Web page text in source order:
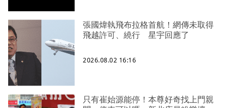
張國煒執飛布拉格首航！網傳未取得
飛越許可、繞行 星宇回應了
2026.08.02 16:16
只有崔始源能停！本尊好奇找上門親